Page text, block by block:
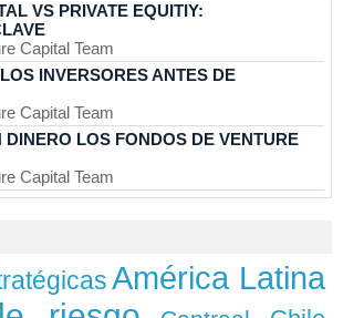
VS PRIVATE EQUITIY:
Capital Team
INVERSORES ANTES DE
Capital Team
LOS FONDOS DE VENTURE
Capital Team
América Latina